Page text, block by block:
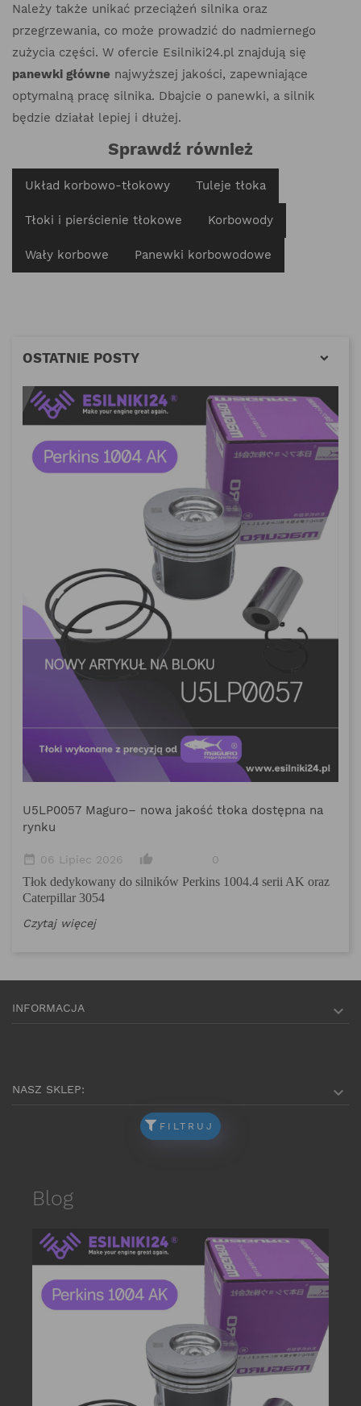
OSTATNIE POSTY
U5LP0057 Maguro– nowa jakość tłoka dostępna na
rynku
date_range 06 Lipiec 2026 thumb_up_alt 0
Tłok dedykowany do silników Perkins 1004.4 serii AK oraz
Caterpillar 3054
Czytaj więcej
Należy także unikać przeciążeń silnika oraz
przegrzewania, co może prowadzić do nadmiernego
zużycia części. W ofercie Esilniki24.pl znajdują się
panewki główne najwyższej jakości, zapewniające
optymalną pracę silnika. Dbajcie o panewki, a silnik
będzie działał lepiej i dłużej.
Sprawdź również
Układ korbowo-tłokowy Tuleje tłoka
Tłoki i pierścienie tłokowe Korbowody
Wały korbowe Panewki korbowodowe
INFORMACJA 
NASZ SKLEP: 
Blog
FILTRUJ